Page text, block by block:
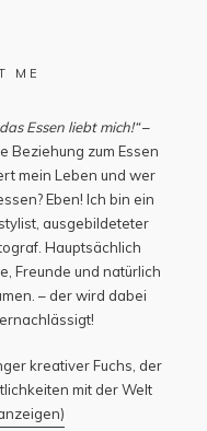
ME
Essen liebt mich!“–
Beziehung zum Essen
mein Leben und wer
Eben! Ich bin ein
ausgebildeteter
Hauptsächlich
Freunde und natürlich
– der wird dabei
kreativer Fuchs, der
mit der Welt